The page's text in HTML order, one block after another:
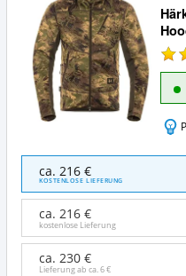
Deer
Stalker
camo
Fleece
Hoodie
Angebote:
ca. 216 €
KOSTENLOSE LIEFERUNG
ca. 216 €
kostenlose Lieferung
ca. 230 €
Lieferung ab ca.6 €